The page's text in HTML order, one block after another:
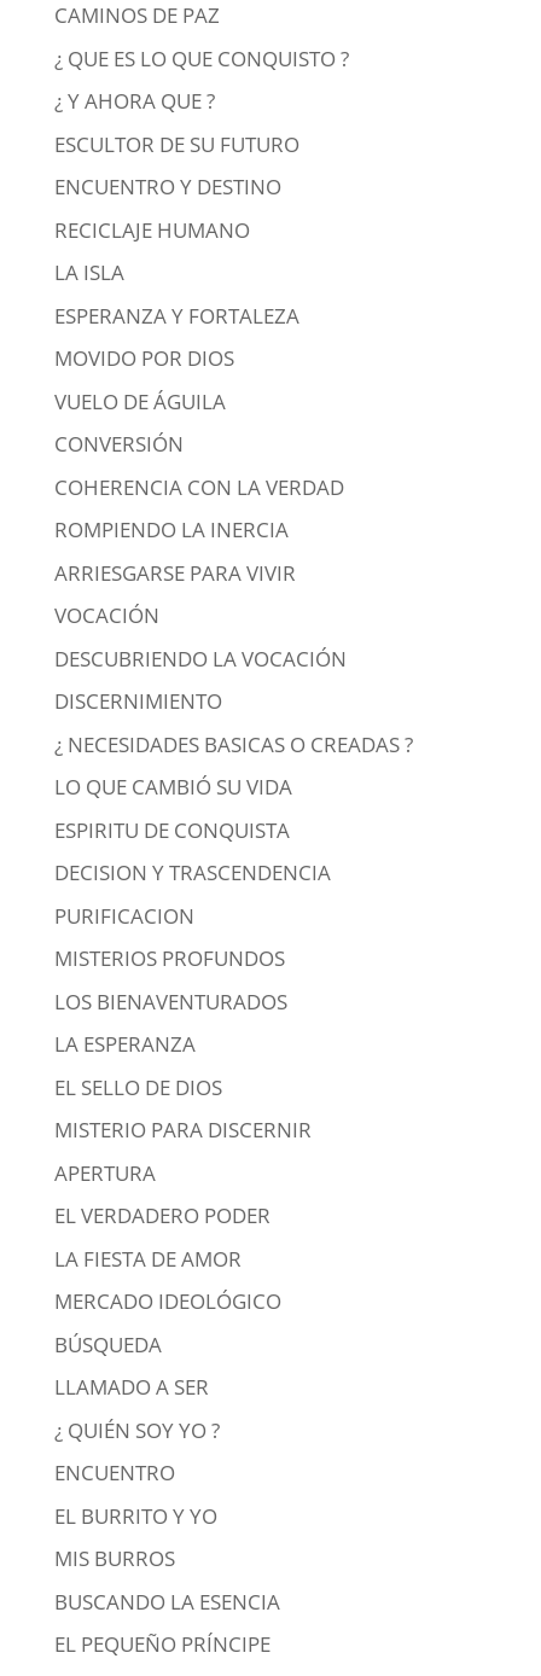
CAMINOS DE PAZ
¿ QUE ES LO QUE CONQUISTO ?
¿ Y AHORA QUE ?
ESCULTOR DE SU FUTURO
ENCUENTRO Y DESTINO
RECICLAJE HUMANO
LA ISLA
ESPERANZA Y FORTALEZA
MOVIDO POR DIOS
VUELO DE ÁGUILA
CONVERSIÓN
COHERENCIA CON LA VERDAD
ROMPIENDO LA INERCIA
ARRIESGARSE PARA VIVIR
VOCACIÓN
DESCUBRIENDO LA VOCACIÓN
DISCERNIMIENTO
¿ NECESIDADES BASICAS O CREADAS ?
LO QUE CAMBIÓ SU VIDA
ESPIRITU DE CONQUISTA
DECISION Y TRASCENDENCIA
PURIFICACION
MISTERIOS PROFUNDOS
LOS BIENAVENTURADOS
LA ESPERANZA
EL SELLO DE DIOS
MISTERIO PARA DISCERNIR
APERTURA
EL VERDADERO PODER
LA FIESTA DE AMOR
MERCADO IDEOLÓGICO
BÚSQUEDA
LLAMADO A SER
¿ QUIÉN SOY YO ?
ENCUENTRO
EL BURRITO Y YO
MIS BURROS
BUSCANDO LA ESENCIA
EL PEQUEÑO PRÍNCIPE